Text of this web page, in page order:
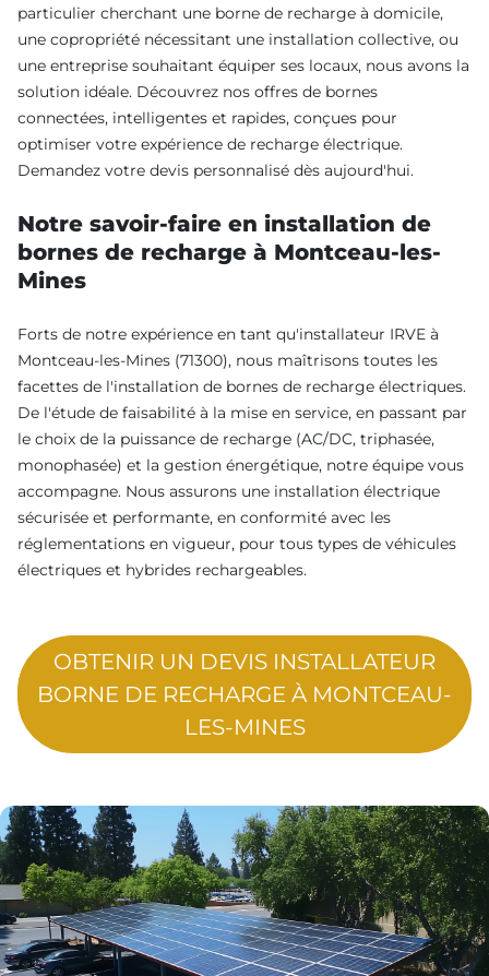
particulier cherchant une borne de recharge à domicile,
une copropriété nécessitant une installation collective, ou
une entreprise souhaitant équiper ses locaux, nous avons la
solution idéale. Découvrez nos offres de bornes
connectées, intelligentes et rapides, conçues pour
optimiser votre expérience de recharge électrique.
Demandez votre devis personnalisé dès aujourd'hui.
Notre savoir-faire en installation de
bornes de recharge à Montceau-les-
Mines
Forts de notre expérience en tant qu'installateur IRVE à
Montceau-les-Mines (71300), nous maîtrisons toutes les
facettes de l'installation de bornes de recharge électriques.
De l'étude de faisabilité à la mise en service, en passant par
le choix de la puissance de recharge (AC/DC, triphasée,
monophasée) et la gestion énergétique, notre équipe vous
accompagne. Nous assurons une installation électrique
sécurisée et performante, en conformité avec les
réglementations en vigueur, pour tous types de véhicules
électriques et hybrides rechargeables.
OBTENIR UN DEVIS INSTALLATEUR
BORNE DE RECHARGE À MONTCEAU-
LES-MINES